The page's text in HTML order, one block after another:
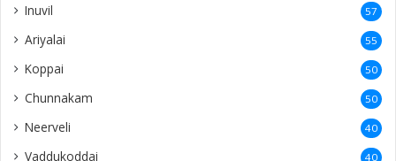
Inuvil 57
Ariyalai 55
Koppai 50
Chunnakam 50
Neerveli 40
Vaddukoddai 40